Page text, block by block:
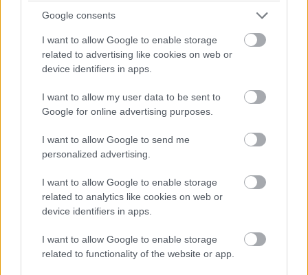
Google consents
I want to allow Google to enable storage
related to advertising like cookies on web or
device identifiers in apps.
I want to allow my user data to be sent to
Google for online advertising purposes.
I want to allow Google to send me
personalized advertising.
I want to allow Google to enable storage
related to analytics like cookies on web or
device identifiers in apps.
I want to allow Google to enable storage
related to functionality of the website or app.
Néhány héttel azelőtt, hogy Donald Trump átvette volna
az Amerikai Egyesült Államok irányítását, Mark
Zuckerberg a Meta élén kijelentette, hogy változni fognak
a szabályok. A Facebook alapítója elmondta, hogy
tényellenőrzési megoldásaikat, közösségi jegyzetekre
fognak inkább hagyatkozni és egyszerűsítik szabályaikat.
A Meta Oversight Board (felügyeleti testület) mondjuk
erről nem kapott értesítést.
Az Oversight Board egy független csoport, aminek
feladata, hogy segítse a Meta moderációs folyamatait
és tanácsadóként szolgáljon az azt érintő változtatások
kapcsán. A testületnek értelemszerűen kulcsfontosságú
szerepe kellene, hogy legyen, amikor a cég egésze